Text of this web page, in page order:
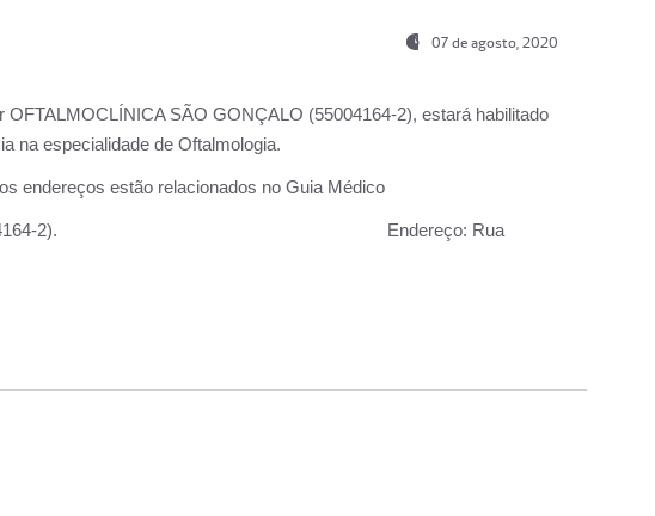
07 de agosto, 2020
OFTALMOCLÍNICA SÃO GONÇALO (55004164-2), estará habilitado
na especialidade de Oftalmologia.
endereços estão relacionados no Guia Médico
(55004164-2). Endereço: Rua